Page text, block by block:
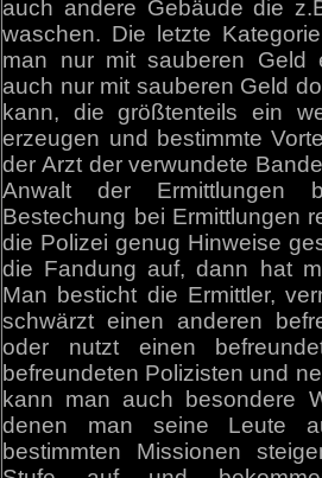
auch andere Gebäude die
waschen. Die letzte
man nur mit sauberen Geld
auch nur mit sauberen Geld
kann, die größtenteils ein
erzeugen und bestimmte
der Arzt der verwundete
Anwalt der Ermittlungen
Bestechung bei Ermittlungen
die Polizei genug Hinweise
die Fandung auf, dann hat
Man besticht die Ermittler,
schwärzt einen anderen
oder nutzt einen
befreundeten Polizisten und
kann man auch besondere
denen man seine Leute
bestimmten Missionen